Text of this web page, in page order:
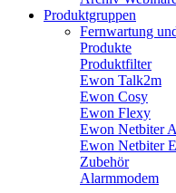
Produktgruppen
Fernwartung
Produkte
Produktfilter
Ewon Talk2m
Ewon Cosy
Ewon Flexy
Ewon Netbiter
Ewon Netbiter
Zubehör
Alarmmodem